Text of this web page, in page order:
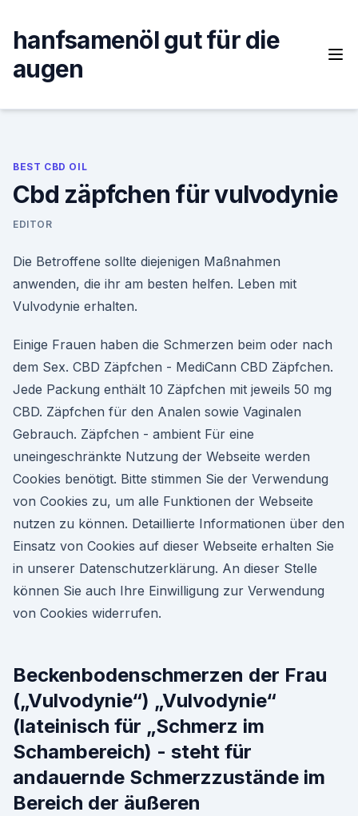
content
hanfsamenöl gut für die
augen
BEST CBD OIL
Cbd zäpfchen für vulvodynie
EDITOR
Die Betroffene sollte diejenigen Maßnahmen
anwenden, die ihr am besten helfen. Leben mit
Vulvodynie erhalten.
Einige Frauen haben die Schmerzen beim oder nach
dem Sex. CBD Zäpfchen - MediCann CBD Zäpfchen.
Jede Packung enthält 10 Zäpfchen mit jeweils 50 mg
CBD. Zäpfchen für den Analen sowie Vaginalen
Gebrauch. Zäpfchen - ambient Für eine
uneingeschränkte Nutzung der Webseite werden
Cookies benötigt. Bitte stimmen Sie der Verwendung
von Cookies zu, um alle Funktionen der Webseite
nutzen zu können. Detaillierte Informationen über den
Einsatz von Cookies auf dieser Webseite erhalten Sie
in unserer Datenschutzerklärung. An dieser Stelle
können Sie auch Ihre Einwilligung zur Verwendung
von Cookies widerrufen.
Beckenbodenschmerzen der Frau
(„Vulvodynie“) „Vulvodynie“
(lateinisch für „Schmerz im
Schambereich) - steht für
andauernde Schmerzzustände im
Bereich der äußeren